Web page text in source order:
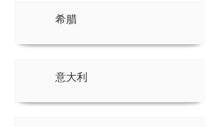
希腊
意大利